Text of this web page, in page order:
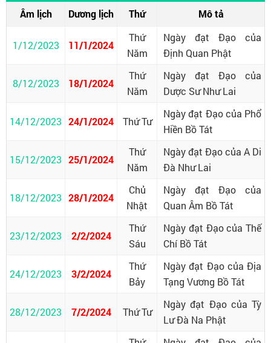
Âm lịch Dương lịch Thứ Mô tả
1/12/2023 11/1/2024
Thứ
Năm
Ngày đạt Đạo của
Định Quan Phật
8/12/2023 18/1/2024
Thứ
Năm
Ngày đạt Đạo của
Dược Sư Như Lai
14/12/2023 24/1/2024 Thứ Tư
Ngày đạt Đạo của Phổ
Hiền Bồ Tát
15/12/2023 25/1/2024
Thứ
Năm
Ngày đạt Đạo của A Di
Đà Như Lai
18/12/2023 28/1/2024
Chủ
Nhật
Ngày đạt Đạo của
Quan Âm Bồ Tát
23/12/2023 2/2/2024
Thứ
Sáu
Ngày đạt Đạo của Thế
Chí Bồ Tát
24/12/2023 3/2/2024
Thứ
Bảy
Ngày đạt Đạo của Địa
Tạng Vương Bồ Tát
28/12/2023 7/2/2024 Thứ Tư
Ngày đạt Đạo của Tỳ
Lư Đà Na Phật